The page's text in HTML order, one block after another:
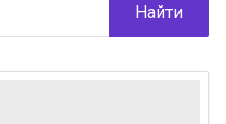
Найти